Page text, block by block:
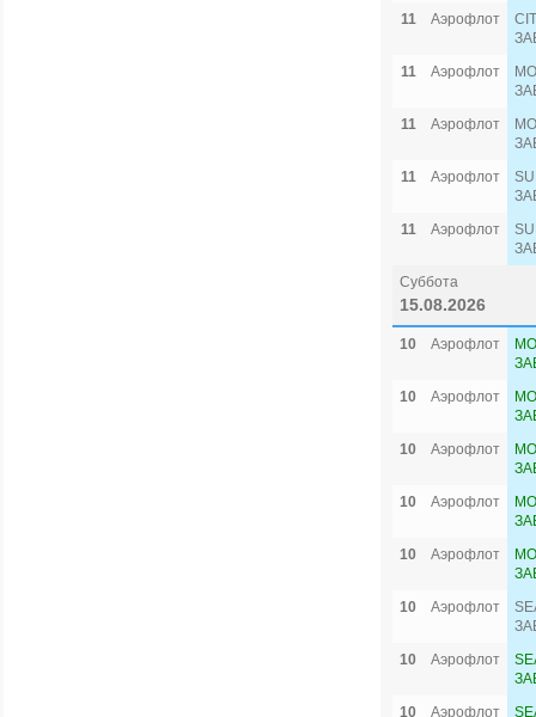
11
Аэрофлот
11
Аэрофлот
11
Аэрофлот
11
Аэрофлот
11
Аэрофлот
Суббота
15.08.2026
10 Аэрофлот
10
Аэрофлот
10
Аэрофлот
10
Аэрофлот
10
Аэрофлот
10
Аэрофлот
10
Аэрофлот
10
Аэрофлот